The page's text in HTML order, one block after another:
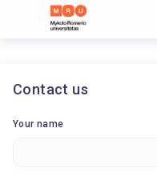
Contact us
Your name